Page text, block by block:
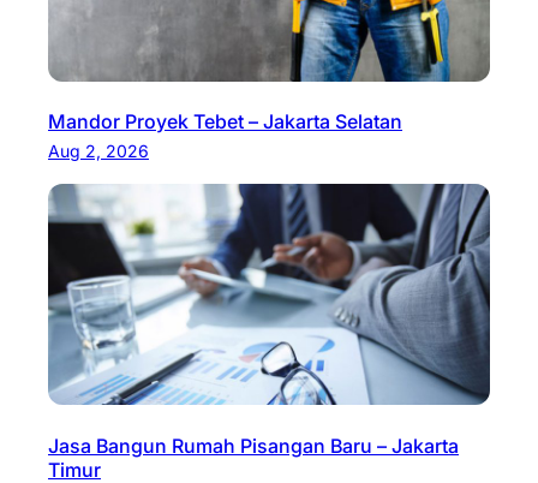
Mandor Proyek Tebet – Jakarta Selatan
Aug 2, 2026
Jasa Bangun Rumah Pisangan Baru – Jakarta
Timur